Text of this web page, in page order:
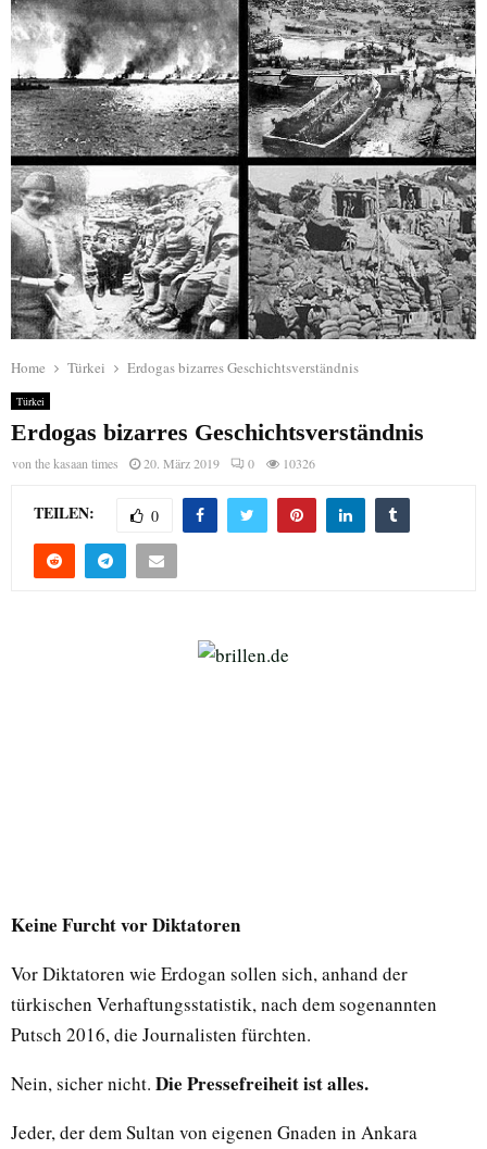
Home Türkei Erdogas bizarres Geschichtsverständnis
Türkei
Erdogas bizarres Geschichtsverständnis
von the kasaan times 20. März 2019 0 10326
TEILEN: 0
Keine Furcht vor Diktatoren
Vor Diktatoren wie Erdogan sollen sich, anhand der
türkischen Verhaftungsstatistik, nach dem sogenannten
Putsch 2016, die Journalisten fürchten.
Nein, sicher nicht. Die Pressefreiheit ist alles.
Jeder, der dem Sultan von eigenen Gnaden in Ankara